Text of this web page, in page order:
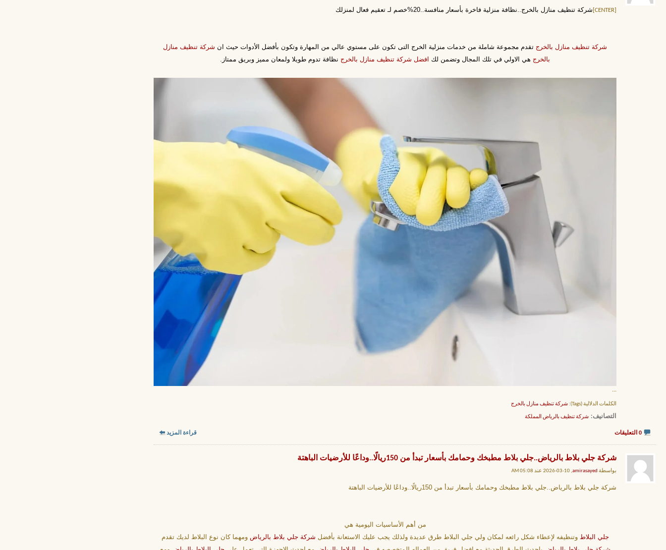
[CENTER] شركة تنظيف منازل بالخرج..نظافة منزلية فاخرة بأسعار منافسة..20%خصم لـ تعقيم فعال لمنزلك
شركة تنظيف منازل بالخرج تقدم مجموعة شاملة من خدمات منزلية الخرج التى تكون على مستوي عالي من المهارة وتكون بأفضل الأدوات حيث ان شركة تنظيف منازل
بالخرج هي الاولي في تلك المجال وتضمن لك افضل شركة تنظيف منازل بالخرج نظافة تدوم طويلا ولمعان مميز وبريق ممتاز.
...
الكلمات الدلالية (Tags): شركة تنظيف منازل بالخرج
التصانيف شركة تنظيف بالرياض المملكة
0 التعليقات قراءة المزيد
شركة جلي بلاط بالرياض..جلي بلاط مطبخك وحمامك بأسعار تبدأ من 150ريالًا..وداعًا للأرضيات الباهتة
بواسطة amirasayed, 10-03-2026 عند 05:08 AM
شركة جلي بلاط بالرياض..جلي بلاط مطبخك وحمامك بأسعار تبدأ من 150ريالًا..وداعًا للأرضيات الباهتة
من أهم الأساسيات اليومية هي
جلي البلاطوتنظيفه لإعطاء شكل رائعه لمكان ولي جلي البلاط طرق عديدة ولذلك يجب عليك الاستعانة بأفضل شركة جلي بلاط بالرياضومهما كان نوع البلاط لديك تقدم